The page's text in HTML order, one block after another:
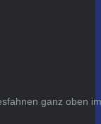
ganz oben